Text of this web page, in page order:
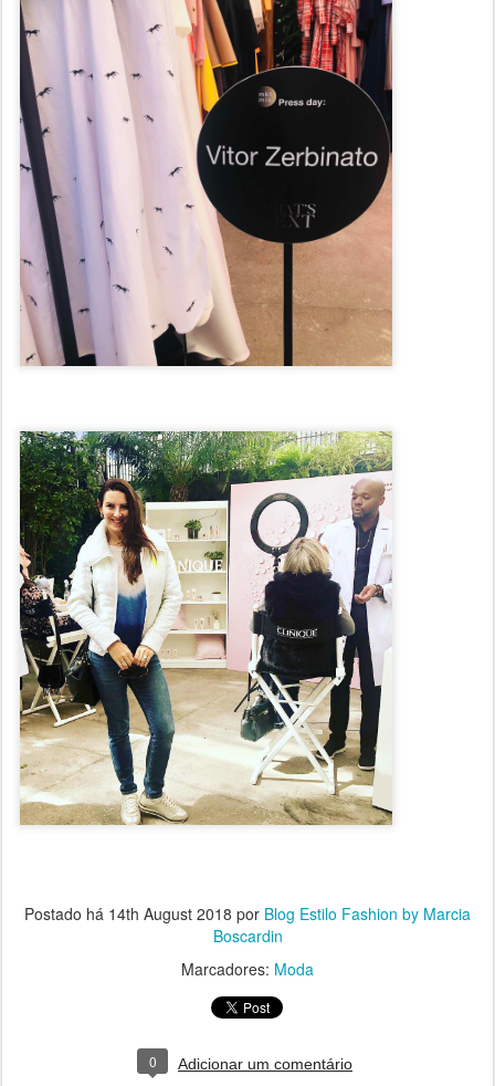
Postado há 14th August 2018 por Blog Estilo Fashion by Marcia
Boscardin
Marcadores: Moda
0 Adicionar um comentário